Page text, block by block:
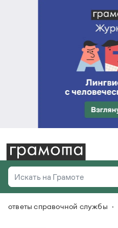
Искать на Грамоте
Справочная служба
Везде
ответы справочной службы